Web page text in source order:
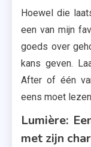
Hoewel die
een van mijn
goeds over
kans geven.
After of één
eens moet
Lumière:
met zijn